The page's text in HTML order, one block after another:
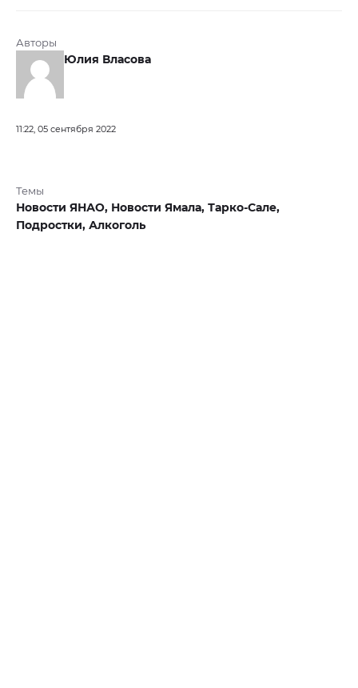
Авторы
Юлия Власова
11:22, 05 сентября 2022
Темы
Новости ЯНАО, Новости Ямала, Тарко-Сале,
Подростки, Алкоголь